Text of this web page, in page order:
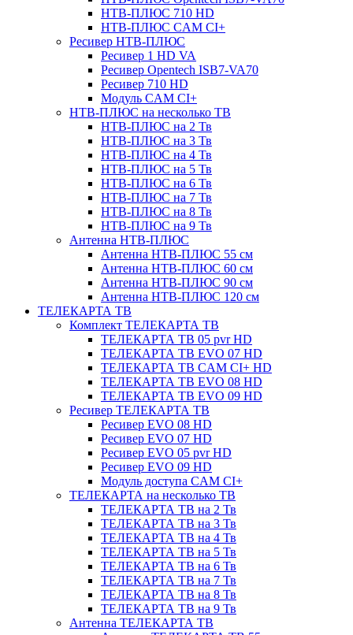
НТВ-ПЛЮС 710 HD
НТВ-ПЛЮС CAM CI+
Ресивер НТВ-ПЛЮС
Ресивер 1 HD VA
Ресивер Opentech ISB7-VA70
Ресивер 710 HD
Модуль CAM CI+
НТВ-ПЛЮС на несколько ТВ
НТВ-ПЛЮС на 2 Тв
НТВ-ПЛЮС на 3 Тв
НТВ-ПЛЮС на 4 Тв
НТВ-ПЛЮС на 5 Тв
НТВ-ПЛЮС на 6 Тв
НТВ-ПЛЮС на 7 Тв
НТВ-ПЛЮС на 8 Тв
НТВ-ПЛЮС на 9 Тв
Антенна НТВ-ПЛЮС
Антенна НТВ-ПЛЮС 55 см
Антенна НТВ-ПЛЮС 60 см
Антенна НТВ-ПЛЮС 90 см
Антенна НТВ-ПЛЮС 120 см
ТЕЛЕКАРТА ТВ
Комплект ТЕЛЕКАРТА ТВ
ТЕЛЕКАРТА ТВ 05 pvr HD
ТЕЛЕКАРТА ТВ EVO 07 HD
ТЕЛЕКАРТА ТВ CAM CI+ HD
ТЕЛЕКАРТА ТВ EVO 08 HD
ТЕЛЕКАРТА ТВ EVO 09 HD
Ресивер ТЕЛЕКАРТА ТВ
Ресивер EVO 08 HD
Ресивер EVO 07 HD
Ресивер EVO 05 pvr HD
Ресивер EVO 09 HD
Модуль доступа CAM CI+
ТЕЛЕКАРТА на несколько ТВ
ТЕЛЕКАРТА ТВ на 2 Тв
ТЕЛЕКАРТА ТВ на 3 Тв
ТЕЛЕКАРТА ТВ на 4 Тв
ТЕЛЕКАРТА ТВ на 5 Тв
ТЕЛЕКАРТА ТВ на 6 Тв
ТЕЛЕКАРТА ТВ на 7 Тв
ТЕЛЕКАРТА ТВ на 8 Тв
ТЕЛЕКАРТА ТВ на 9 Тв
Антенна ТЕЛЕКАРТА ТВ